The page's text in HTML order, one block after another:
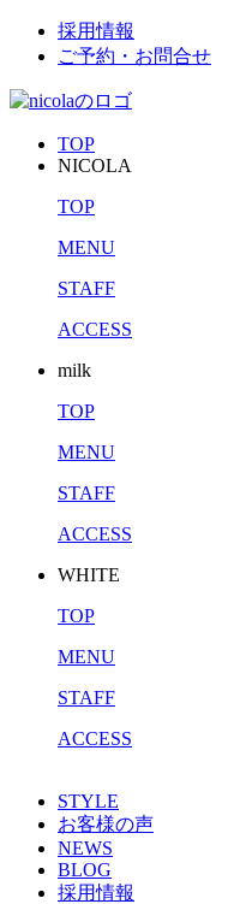
採用情報
ご予約・お問合せ
TOP
NICOLA
TOP
MENU
STAFF
ACCESS
milk
TOP
MENU
STAFF
ACCESS
WHITE
TOP
MENU
STAFF
ACCESS
STYLE
お客様の声
NEWS
BLOG
採用情報